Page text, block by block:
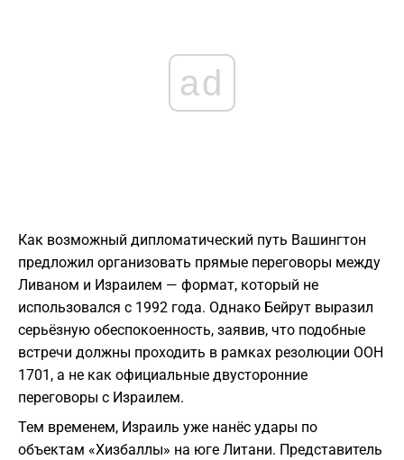
ad
Как возможный дипломатический путь Вашингтон
предложил организовать прямые переговоры между
Ливаном и Израилем — формат, который не
использовался с 1992 года. Однако Бейрут выразил
серьёзную обеспокоенность, заявив, что подобные
встречи должны проходить в рамках резолюции ООН
1701, а не как официальные двусторонние
переговоры с Израилем.
Тем временем, Израиль уже нанёс удары по
объектам «Хизбаллы» на юге Литани. Представитель